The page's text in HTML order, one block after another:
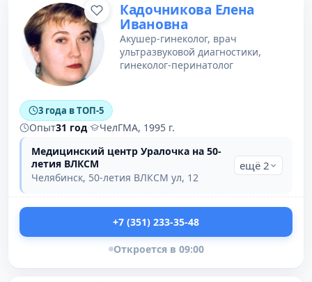
Кадочникова Елена
Ивановна
Акушер-гинеколог, врач
ультразвуковой диагностики,
гинеколог-перинатолог
3 года в ТОП-5
Опыт31 год·
ЧелГМА, 1995 г.
Медицинский центр Уралочка на 50-
летия ВЛКСМ
Челябинск, 50-летия ВЛКСМ ул, 12
ещё 2
+7 (351) 233-35-48
Откроется в 09:00